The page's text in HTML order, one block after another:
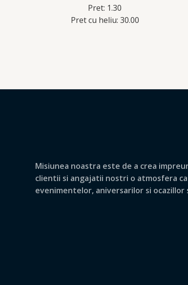
Pret: 1.30
Pret cu heliu: 30.00
Misiunea noastra este de a crea
clientii si angajatii nostri o atmosfera
evenimentelor, aniversarilor si ocazillor